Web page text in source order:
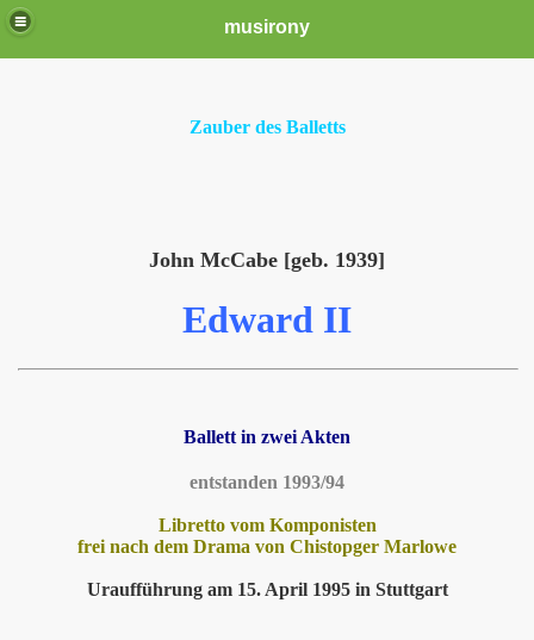
musirony
Zauber des Balletts
John McCabe [geb. 1939]
Edward II
Ballett in zwei Akten
entstanden 1993/94
Libretto vom Komponisten
frei nach dem Drama von Chistopger Marlowe
Uraufführung am 15. April 1995 in Stuttgart